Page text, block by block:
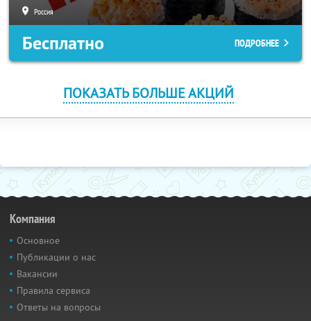
Россия
Бесплатно ПОДРОБНЕЕ
ПОКАЗАТЬ БОЛЬШЕ АКЦИЙ
Компания
Основное
Публикации о нас
Вакансии
Правила сервиса
Ответы на вопросы